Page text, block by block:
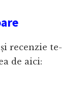
recenzie te-
de aici: